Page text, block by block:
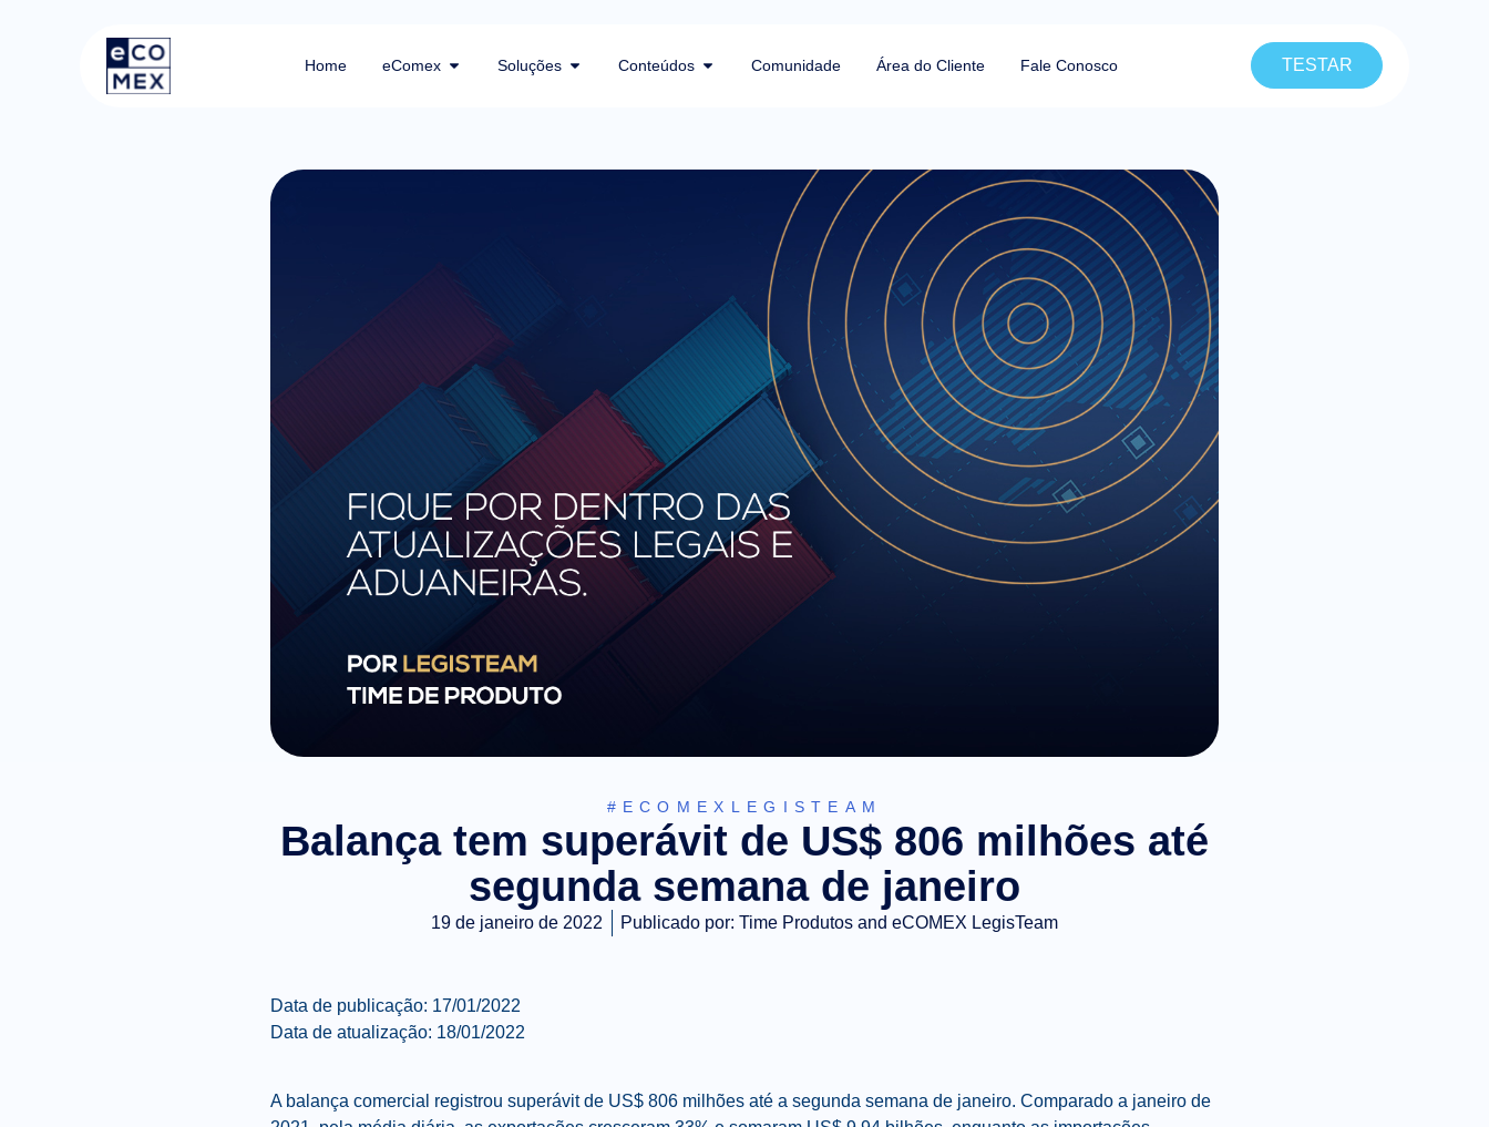
Home eComex Soluções Conteúdos Comunidade Área do Cliente Fale Conosco TESTAR
#ECOMEXLEGISTEAM
Balança tem superávit de US$ 806 milhões até
segunda semana de janeiro
19 de janeiro de 2022 Publicado por: Time Produtos and eCOMEX LegisTeam
Data de publicação: 17/01/2022
Data de atualização: 18/01/2022
A balança comercial registrou superávit de US$ 806 milhões até a segunda semana de janeiro. Comparado a janeiro de